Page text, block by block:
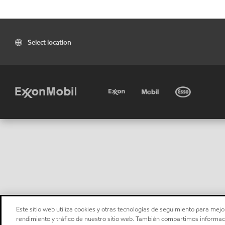
Select location
Este sitio web utiliza cookies y otras tecnologías de seguimiento para
rendimiento y tráfico de nuestro sitio web. También compartimos